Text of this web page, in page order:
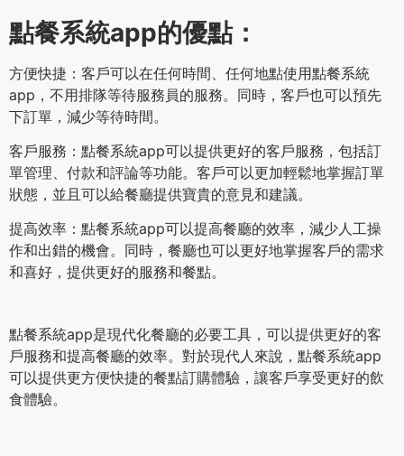
點餐系統app的優點：
方便快捷：客戶可以在任何時間、任何地點使用點餐系統
app，不用排隊等待服務員的服務。同時，客戶也可以預先
下訂單，減少等待時間。
客戶服務：點餐系統app可以提供更好的客戶服務，包括訂
單管理、付款和評論等功能。客戶可以更加輕鬆地掌握訂單
狀態，並且可以給餐廳提供寶貴的意見和建議。
提高效率：點餐系統app可以提高餐廳的效率，減少人工操
作和出錯的機會。同時，餐廳也可以更好地掌握客戶的需求
和喜好，提供更好的服務和餐點。
點餐系統app是現代化餐廳的必要工具，可以提供更好的客
戶服務和提高餐廳的效率。對於現代人來說，點餐系統app
可以提供更方便快捷的餐點訂購體驗，讓客戶享受更好的飲
食體驗。